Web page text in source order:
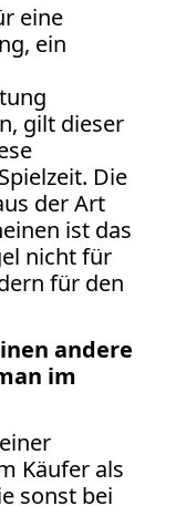
eine
ein
gilt dieser
Die
der Art
ist das
nicht für
für den
andere
im
Käufer als
sonst bei